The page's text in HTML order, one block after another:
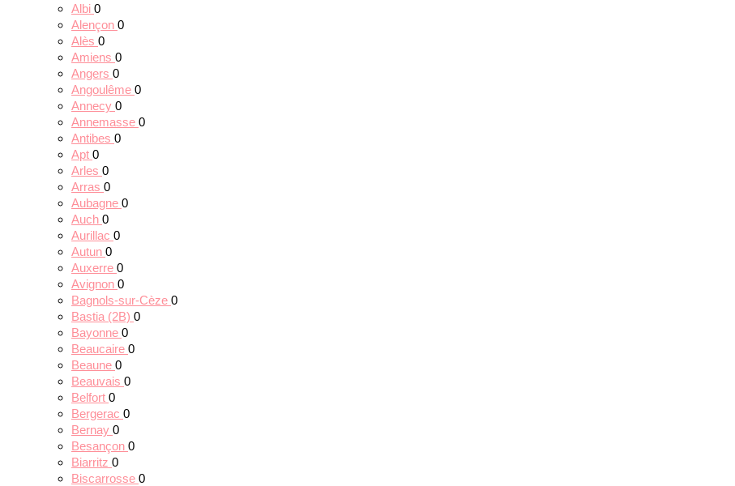
Albi 0
Alençon 0
Alès 0
Amiens 0
Angers 0
Angoulême 0
Annecy 0
Annemasse 0
Antibes 0
Apt 0
Arles 0
Arras 0
Aubagne 0
Auch 0
Aurillac 0
Autun 0
Auxerre 0
Avignon 0
Bagnols-sur-Cèze 0
Bastia (2B) 0
Bayonne 0
Beaucaire 0
Beaune 0
Beauvais 0
Belfort 0
Bergerac 0
Bernay 0
Besançon 0
Biarritz 0
Biscarrosse 0